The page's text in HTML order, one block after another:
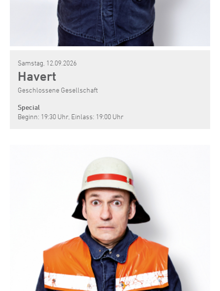
Samstag, 12.09.2026
Havert
Geschlossene Gesellschaft
Special
Beginn: 19:30 Uhr, Einlass: 19:00 Uhr